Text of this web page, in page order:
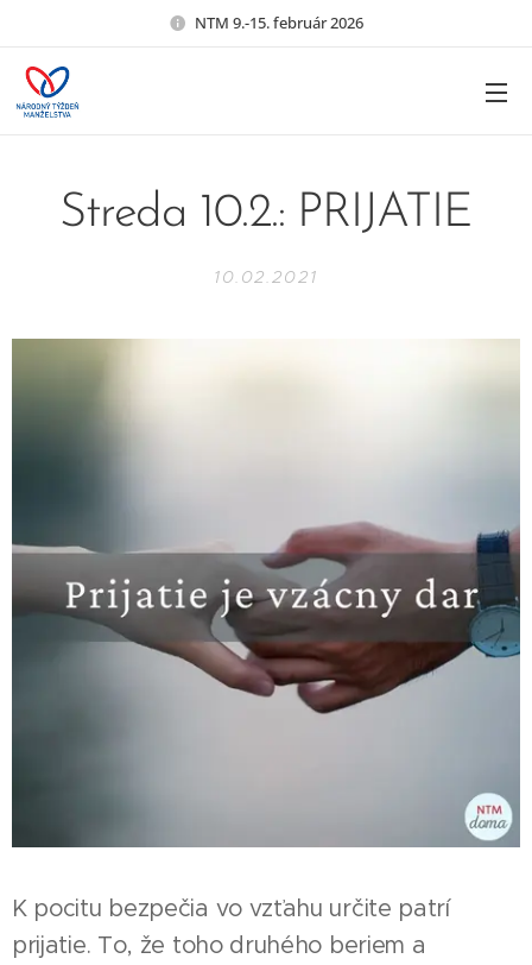
NTM 9.-15. február 2026
Streda 10.2.: PRIJATIE
10.02.2021
K pocitu bezpečia vo vzťahu určite patrí
prijatie. To, že toho druhého beriem a